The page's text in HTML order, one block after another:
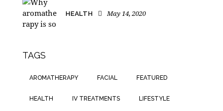
HEALTH May 14, 2020
TAGS
AROMATHERAPY FACIAL FEATURED
HEALTH IV TREATMENTS LIFESTYLE